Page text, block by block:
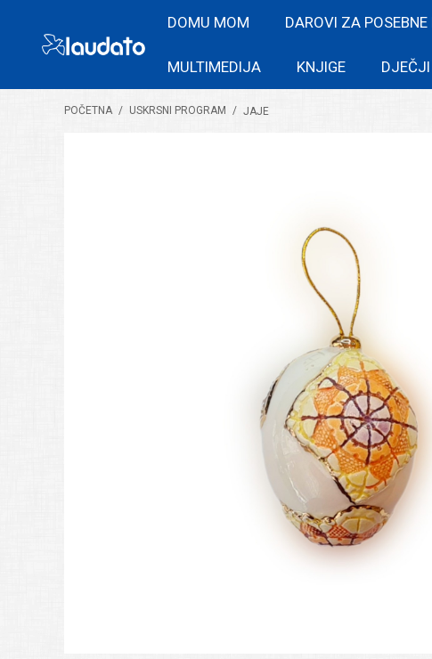
DOMU MOM DAROVI ZA POSEBNE
MULTIMEDIJA KNJIGE
POČETNA / USKRSNI PROGRAM / JAJE